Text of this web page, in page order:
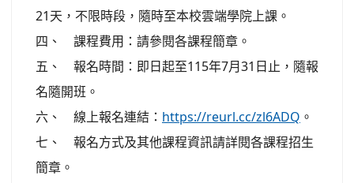
21天，不限時段，隨時至本校雲端學院上課。
四、 課程費用：請參閱各課程簡章。
五、 報名時間：即日起至115年7月31日止，隨報
名隨開班。
六、 線上報名連結： https://reurl.cc/zl6ADQ 。
七、 報名方式及其他課程資訊請詳閱各課程招生
簡章。